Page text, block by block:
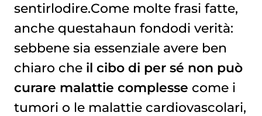
sentirlodire.Come molte frasi fatte,
anche questahaun fondodi verità:
sebbene sia essenziale avere ben
chiaro che il cibo di per sé non può
curare malattie complesse come i
tumori o le malattie cardiovascolari,